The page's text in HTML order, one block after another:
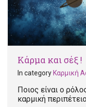
Κάρμα και σέξ !
In category Καρμική
Ποιος είναι ο
καρμική